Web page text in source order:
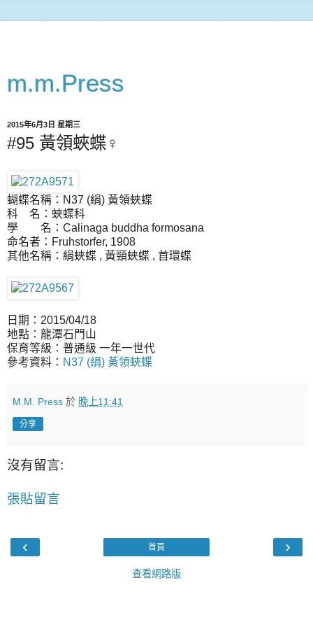
m.m.Press
2015年6月3日 星期三
#95 黃領蛺蝶♀
蝴蝶名稱：N37 (絹) 黃領蛺蝶
科 名：蛺蝶科
學 名：Calinaga buddha formosana
命名者：Fruhstorfer, 1908
其他名稱：絹蛺蝶 , 黃頸蛺蝶 , 首環蝶
日期：2015/04/18
地點：龍潭石門山
保育等級：普通級 一年一世代
參考資料： N37 (絹) 黃領蛺蝶
M.M. Press 於 晚上11:41
分享
沒有留言:
張貼留言
‹ ›
首頁
查看網路版